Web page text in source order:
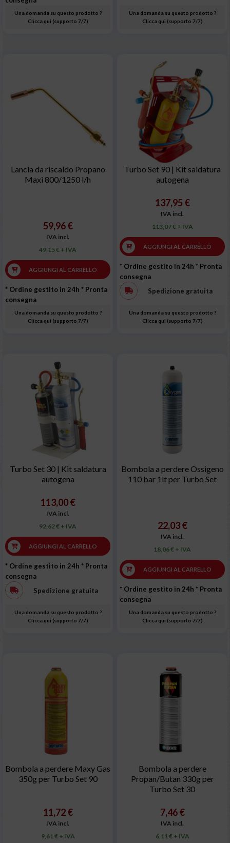
Una domanda su questo prodotto ?
Clicca qui (supporto 7/7)
Una domanda su questo prodotto ?
Clicca qui (supporto 7/7)
Lancia da riscaldo Propano
Maxi 800/1250 l/h
59,96 €
IVA incl.
49,15 € + IVA
AGGIUNGI AL CARRELLO
* Ordine gestito in 24h * Pronta
consegna
Una domanda su questo prodotto ?
Clicca qui (supporto 7/7)
Turbo Set 90 | Kit saldatura
autogena
137,95 €
IVA incl.
113,07 € + IVA
AGGIUNGI AL CARRELLO
* Ordine gestito in 24h * Pronta
consegna
Spedizione gratuita
Una domanda su questo prodotto ?
Clicca qui (supporto 7/7)
Turbo Set 30 | Kit saldatura
autogena
113,00 €
IVA incl.
92,62 € + IVA
AGGIUNGI AL CARRELLO
* Ordine gestito in 24h * Pronta
consegna
Spedizione gratuita
Una domanda su questo prodotto ?
Clicca qui (supporto 7/7)
Bombola a perdere Ossigeno
110 bar 1lt per Turbo Set
22,03 €
IVA incl.
18,06 € + IVA
AGGIUNGI AL CARRELLO
* Ordine gestito in 24h * Pronta
consegna
Una domanda su questo prodotto ?
Clicca qui (supporto 7/7)
Bombola a perdere Maxy Gas
350g per Turbo Set 90
11,72 €
IVA incl.
9,61 € + IVA
Bombola a perdere
Propan/Butan 330g per
Turbo Set 30
7,46 €
IVA incl.
6,11 € + IVA